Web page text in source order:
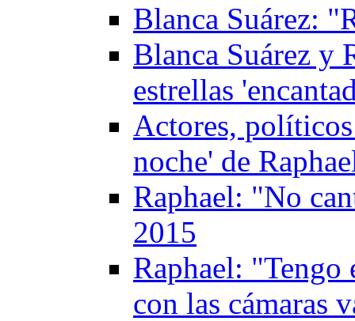
Blanca Suárez:
Blanca Suárez y
estrellas
Actores,
noche' de
Raphael: "No
2015
Raphael: "Tengo
con las cámaras